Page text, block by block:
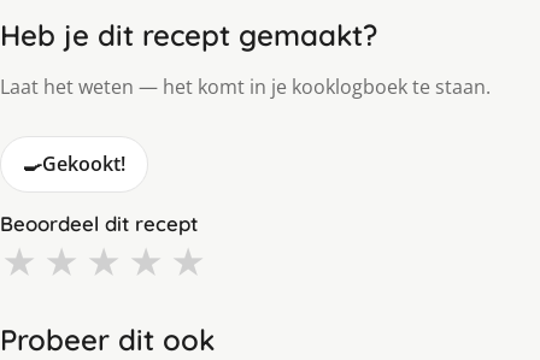
Heb je dit recept gemaakt?
Laat het weten — het komt in je kooklogboek te staan.
🍳Gekookt!
Beoordeel dit recept
★ ★ ★ ★ ★
Probeer dit ook